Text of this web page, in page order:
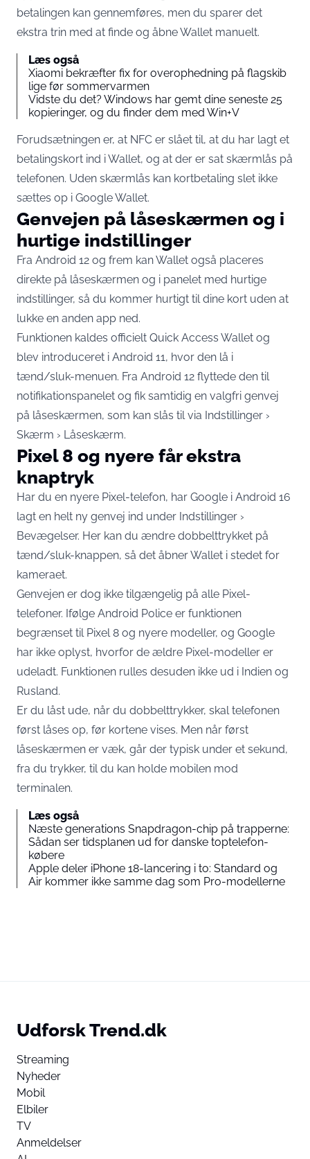
betalingen kan gennemføres, men du sparer det
ekstra trin med at finde og åbne Wallet manuelt.
Læs også
Xiaomi bekræfter fix for overophedning på flagskib
lige før sommervarmen
Vidste du det? Windows har gemt dine seneste 25
kopieringer, og du finder dem med Win+V
Forudsætningen er, at NFC er slået til, at du har lagt et
betalingskort ind i Wallet, og at der er sat skærmlås på
telefonen. Uden skærmlås kan kortbetaling slet ikke
sættes op i Google Wallet.
Genvejen på låseskærmen og i
hurtige indstillinger
Fra Android 12 og frem kan Wallet også placeres
direkte på låseskærmen og i panelet med hurtige
indstillinger, så du kommer hurtigt til dine kort uden at
lukke en anden app ned.
Funktionen kaldes officielt Quick Access Wallet og
blev introduceret i Android 11, hvor den lå i
tænd/sluk-menuen. Fra Android 12 flyttede den til
notifikationspanelet og fik samtidig en valgfri genvej
på låseskærmen, som kan slås til via Indstillinger ›
Skærm › Låseskærm.
Pixel 8 og nyere får ekstra
knaptryk
Har du en nyere Pixel-telefon, har Google i Android 16
lagt en helt ny genvej ind under Indstillinger ›
Bevægelser. Her kan du ændre dobbelttrykket på
tænd/sluk-knappen, så det åbner Wallet i stedet for
kameraet.
Genvejen er dog ikke tilgængelig på alle Pixel-
telefoner. Ifølge Android Police er funktionen
begrænset til Pixel 8 og nyere modeller, og Google
har ikke oplyst, hvorfor de ældre Pixel-modeller er
udeladt. Funktionen rulles desuden ikke ud i Indien og
Rusland.
Er du låst ude, når du dobbelttrykker, skal telefonen
først låses op, før kortene vises. Men når først
låseskærmen er væk, går der typisk under et sekund,
fra du trykker, til du kan holde mobilen mod
terminalen.
Læs også
Næste generations Snapdragon-chip på trapperne:
Sådan ser tidsplanen ud for danske toptelefon-
købere
Apple deler iPhone 18-lancering i to: Standard og
Air kommer ikke samme dag som Pro-modellerne
Udforsk Trend.dk
Streaming
Nyheder
Mobil
Elbiler
TV
Anmeldelser